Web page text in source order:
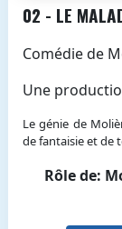
02 - LE
Comédie de
Une
Le génie de
de fantaisie et de
Rôle de: